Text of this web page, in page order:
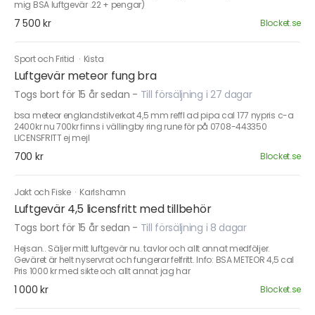
mig BSA luftgevär .22 + pengar)
7 500 kr Blocket.se
Sport och Fritid · Kista
Luftgevär meteor fung bra
Togs bort för 15 år sedan - Till försäljning i 27 dagar
bsa meteor englandstilverkat 4,5 mm reffl ad pipa cal 177 nypris c-a
2400kr nu 700kr finns i vällingby ring rune för på 0708-443350
LICENSFRITT ej mejl
700 kr Blocket.se
Jakt och Fiske · Karlshamn
Luftgevär 4,5 licensfritt med tillbehör
Togs bort för 15 år sedan - Till försäljning i 8 dagar
Hejsan.. Säljer mitt luftgevär nu. tavlor och allt annat medföljer.
Geväret är helt nyservrat och fungerar felfritt. Info: BSA METEOR 4,5 cal
Pris 1000 kr med sikte och allt annat jag har
1 000 kr Blocket.se